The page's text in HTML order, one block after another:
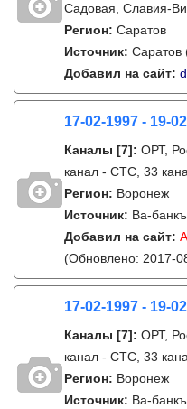
Садовая, Славия-
Регион: Саратов
Источник: Саратов
Добавил на сайт:
17-02-1997 - 19-
Каналы [7]: ОРТ,
канал - СТС, 33
Регион: Воронеж
Источник: Ва-банкъ
Добавил на сайт:
(Обновлено: 2017-
17-02-1997 - 19-
Каналы [7]: ОРТ,
канал - СТС, 33
Регион: Воронеж
Источник: Ва-банкъ